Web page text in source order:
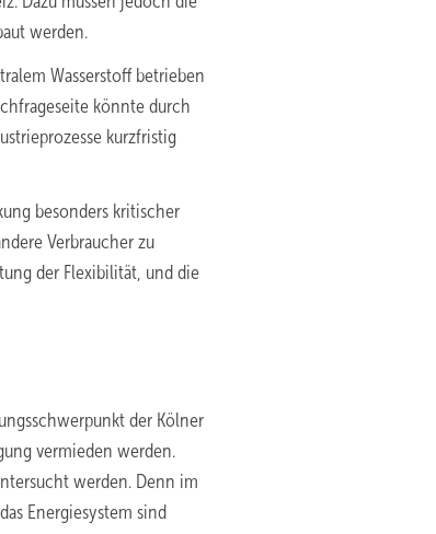
werden.
Wasserstoff betrieben
könnte durch
kurzfristig
besonders kritischer
Verbraucher zu
der Flexibilität, und die
der Kölner
vermieden werden.
werden. Denn im
Energiesystem sind